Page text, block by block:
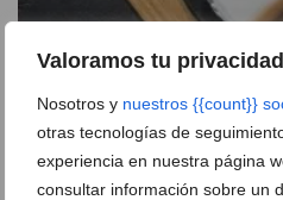
Valoramos tu privacidad
Nosotros y nuestros {{count}}
otras tecnologías de
experiencia en nuestra página
consultar información sobre un
Qué hacer este verano en
une un paseo en yate al
degustación reconocido